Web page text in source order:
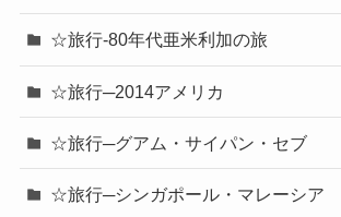
☆旅行-80年代亜米利加の旅
☆旅行─2014アメリカ
☆旅行─グアム・サイパン・セブ
☆旅行─シンガポール・マレーシア